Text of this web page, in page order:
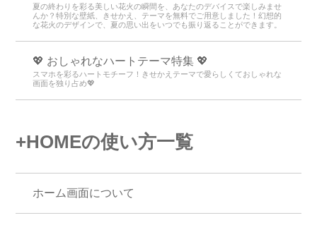
夏の終わりを彩る美しい花火の瞬間を、あなたのデバイスで楽しみませ
んか？特別な壁紙、きせかえ、テーマを無料でご用意しました！幻想的
な花火のデザインで、夏の思い出をいつでも振り返ることができます。
💖 おしゃれなハートテーマ特集 💖
スマホを彩るハートモチーフ！きせかえテーマで愛らしくておしゃれな
画面を独り占め💖
+HOMEの使い方一覧
ホーム画面について